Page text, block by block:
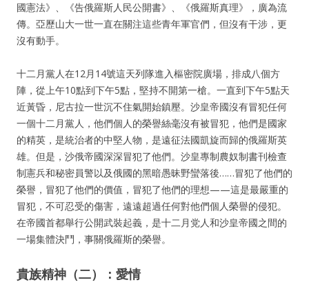
國憲法》、《告俄羅斯人民公開書》、《俄羅斯真理》，廣為流
傳。亞歷山大一世一直在關注這些青年軍官們，但沒有干涉，更
沒有動手。
十二月黨人在12月14號這天列隊進入樞密院廣場，排成八個方
陣，從上午10點到下午5點，堅持不開第一槍。一直到下午5點天
近黃昏，尼古拉一世沉不住氣開始鎮壓。沙皇帝國沒有冒犯任何
一個十二月黨人，他們個人的榮譽絲毫沒有被冒犯，他們是國家
的精英，是統治者的中堅人物，是遠征法國凱旋而歸的俄羅斯英
雄。但是，沙俄帝國深深冒犯了他們。沙皇專制農奴制書刊檢查
制憲兵和秘密員警以及俄國的黑暗愚昧野蠻落後……冒犯了他們的
榮譽，冒犯了他們的價值，冒犯了他們的理想——這是最嚴重的
冒犯，不可忍受的傷害，遠遠超過任何對他們個人榮譽的侵犯。
在帝國首都舉行公開武裝起義，是十二月党人和沙皇帝國之間的
一場集體決鬥，事關俄羅斯的榮譽。
貴族精神（二）：愛情